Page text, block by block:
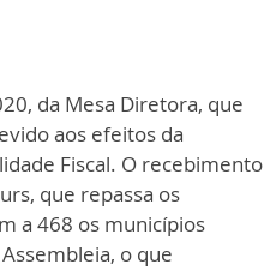
da Mesa Diretora, que
aos efeitos da
Fiscal. O recebimento
que repassa os
a 468 os municípios
o que